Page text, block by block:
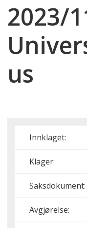
2023/
us
Innklaget:
Klager:
Saksdokument:
Avgjørelse: